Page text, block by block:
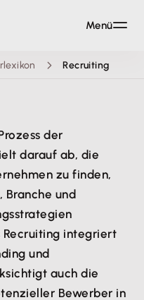
Recruiting
der
darauf ab, die
zu finden,
Branche und
Recruiting integriert
und
auch die
Bewerber in
Menü